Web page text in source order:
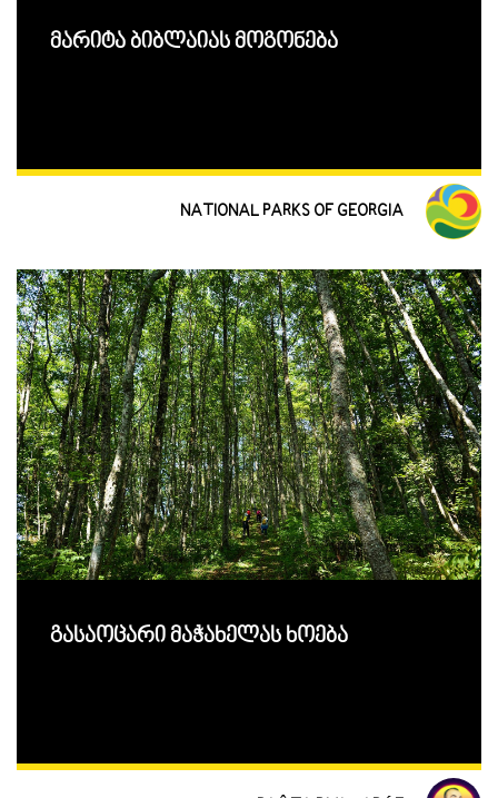
მარიტა ბიბლაიას მოგონება
NATIONAL PARKS OF GEORGIA
გასაოცარი მაჭახელას ხოება